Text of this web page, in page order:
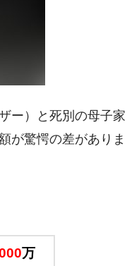
ー）と死別の母子家
が驚愕の差がありま
万